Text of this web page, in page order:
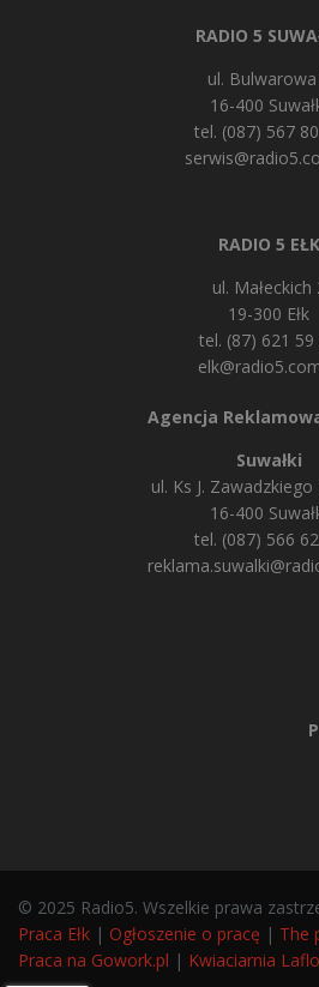
RADIO 5
ul.
16-400
tel. (087) 567
RADIO 5 EŁK
ul. Małeckich
19-300 Ełk
tel. (87) 621 59
Agencja
Suwałki
ul. Ks J. Zawadzkiego
16-400
tel. (087) 566
© 2025 Radio5. Wszelkie prawa
Praca Ełk | Ogłoszenie o pracę | The
Praca na Gowork.pl | Kwiaciarnia